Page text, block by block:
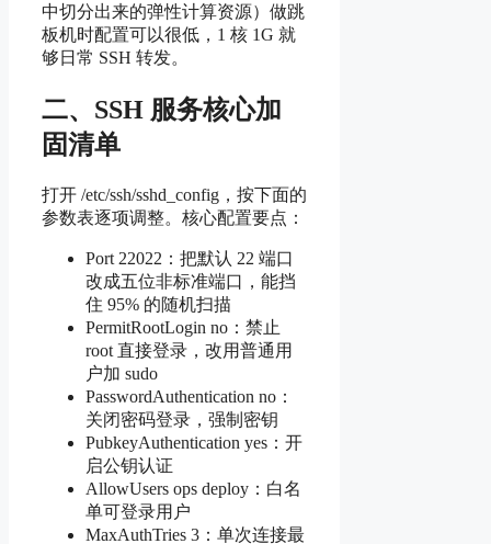
中切分出来的弹性计算资源）做跳
板机时配置可以很低，1 核 1G 就
够日常 SSH 转发。
二、SSH 服务核心加
固清单
打开 /etc/ssh/sshd_config，按下面的
参数表逐项调整。核心配置要点：
Port 22022：把默认 22 端口
改成五位非标准端口，能挡
住 95% 的随机扫描
PermitRootLogin no：禁止
root 直接登录，改用普通用
户加 sudo
PasswordAuthentication no：
关闭密码登录，强制密钥
PubkeyAuthentication yes：开
启公钥认证
AllowUsers ops deploy：白名
单可登录用户
MaxAuthTries 3：单次连接最